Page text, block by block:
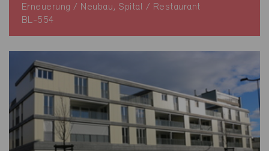
Erneuerung / Neubau, Spital / Restaurant
BL-554